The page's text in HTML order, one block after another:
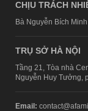
CHỊU TRÁCH
Bà Nguyễn Bích Minh
TRỤ SỞ HÀ NỘI
Tầng 21, Tòa nhà
Nguyễn Huy Tưởng,
Email: